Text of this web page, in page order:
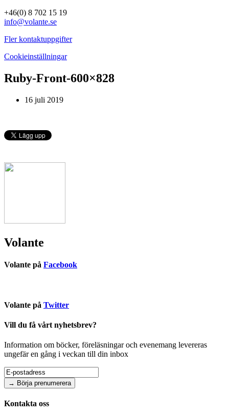
+46(0) 8 702 15 19
info@volante.se
Fler kontaktuppgifter
Cookieinställningar
Ruby-Front-600×828
16 juli 2019
Volante
Volante på Facebook
Volante på Twitter
Vill du få vårt nyhetsbrev?
Information om böcker, föreläsningar och evenemang levereras
ungefär en gång i veckan till din inbox
Kontakta oss